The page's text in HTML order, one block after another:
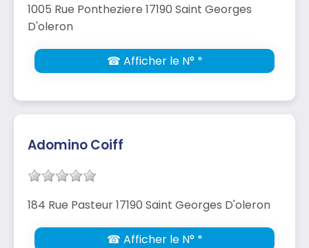
1005 Rue Pontheziere 17190 Saint Georges
D'oleron
☎ Afficher le N° *
Adomino Coiff
184 Rue Pasteur 17190 Saint Georges D'oleron
☎ Afficher le N° *